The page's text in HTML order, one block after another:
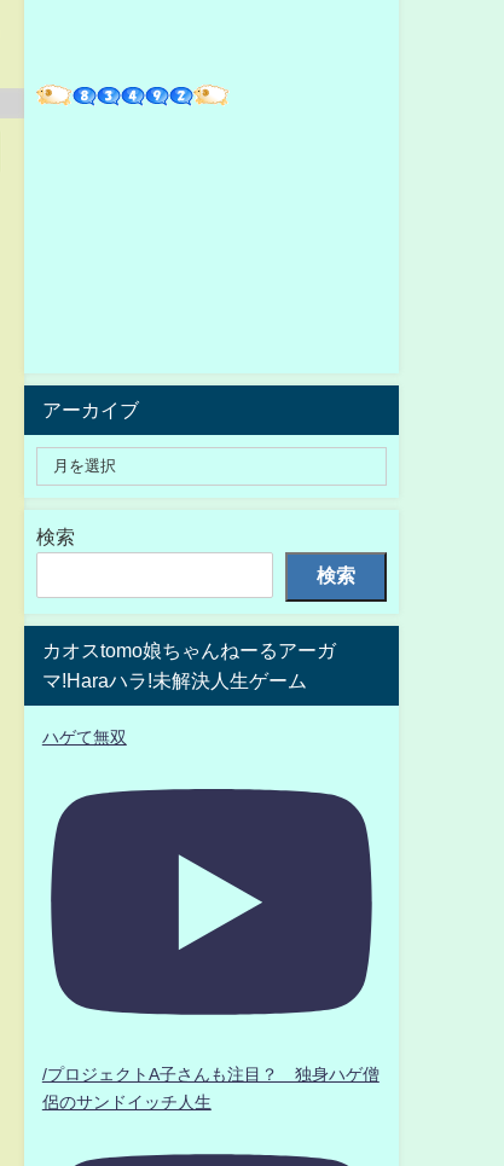
アーカイブ
検索
検索
カオスtomo娘ちゃんねーるアーガ
マ!Haraハラ!未解決人生ゲーム
ハゲて無双
/プロジェクトA子さんも注目？ 独身ハゲ僧
侶のサンドイッチ人生